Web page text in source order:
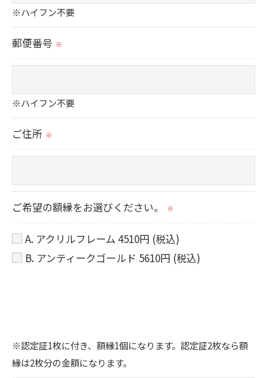
ついて＞
当社では、お客様の個人情報の開示･訂正･削除・
利用停止の手続を定めさせて頂いております。
ご本人である事を確認のうえ、対応させて頂きま
個人情報の開示･訂正･削除・利用停止の具体的手
続きにつきましては、お電話でお問合せ下さい。
※ハイフン不要
郵便番号 ※
※ハイフン不要
ご住所 ※
ご希望の額縁をお選びください。 ※
A. アクリルフレーム 4510円 (税込)
B. アンティークゴールド 5610円 (税込)
※認定証1枚に付き、額縁1個になります。認定証2枚なら額
縁は2枚分の金額になります。